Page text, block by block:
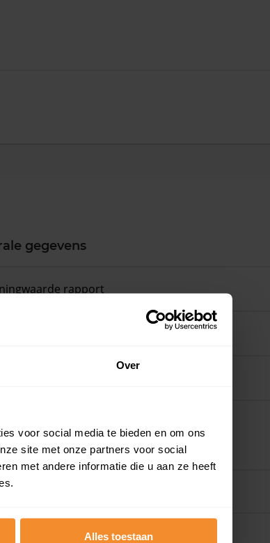
Over
voor social media te bieden en om ons
site met onze partners voor social
met andere informatie die u aan ze heeft
Alles toestaan
gegevens
rapport
naar een koopwoning?
check
stappenplan huis kopen